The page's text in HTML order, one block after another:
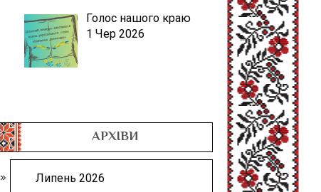
Голос нашого краю
1 Чер 2026
АРХІВИ
Липень 2026